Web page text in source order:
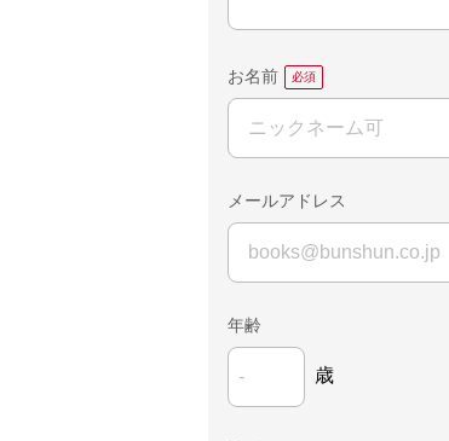
お名前
メールアドレス
年齢
歳